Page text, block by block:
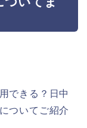
できる？日中
ついてご紹介